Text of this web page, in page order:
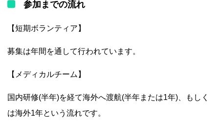
参加までの流れ
【短期ボランティア】
募集は年間を通して行われています。
【メディカルチーム】
国内研修(半年)を経て海外へ渡航(半年または1年)、もしく
は海外1年という流れです。